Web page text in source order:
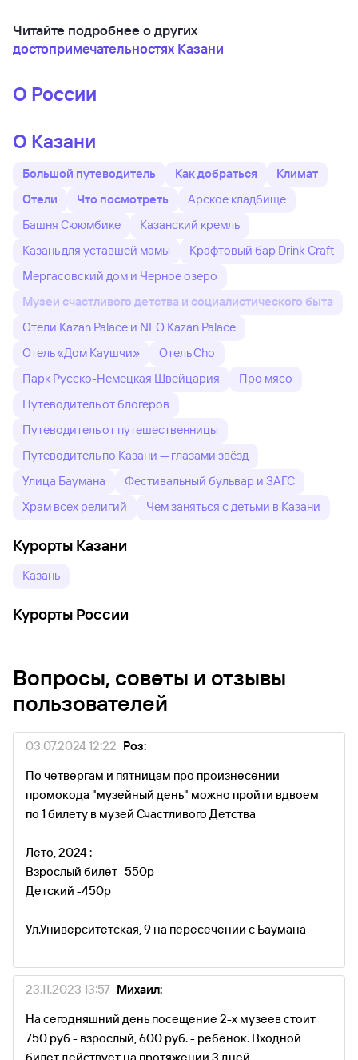
Читайте подробнее о других
достопримечательностях Казани
О России
О Казани
Большой путеводитель Как добраться
Климат
Отели
Что посмотреть
Арское кладбище
Башня Сююмбике
Казанский кремль
Казань для уставшей мамы
Крафтовый бар Drink Craft
Мергасовский дом и Черное озеро
Музеи счастливого детства и социалистического быта
Отели Kazan Palace и NEO Kazan Palace
Отель «Дом Каушчи»
Отель Cho
Парк Русско-Немецкая Швейцария
Про мясо
Путеводитель от блогеров
Путеводитель от путешественницы
Путеводитель по Казани — глазами звёзд
Улица Баумана
Фестивальный бульвар и ЗАГС
Храм всех религий
Чем заняться с детьми в Казани
Курорты Казани
Казань
Курорты России
Вопросы, советы и отзывы
пользователей
03.07.2024 12:22 Роз:
По четвергам и пятницам про произнесении
промокода "музейный день" можно пройти вдвоем
по 1 билету в музей Счастливого Детства
Лето, 2024 :
Взрослый билет -550р
Детский -450р
Ул.Университетская, 9 на пересечении с Баумана
23.11.2023 13:57 Михаил:
На сегодняшний день посещение 2-х музеев стоит
750 руб - взрослый, 600 руб. - ребенок. Входной
билет действует на протяжении 3 дней.